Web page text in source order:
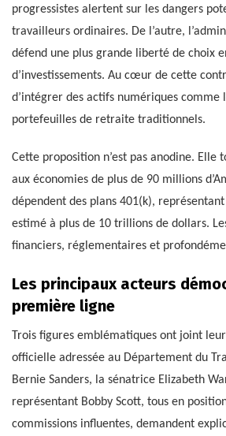
progressistes alertent sur les dangers
travailleurs ordinaires. De l’autre,
défend une plus grande liberté de choix
d’investissements. Au cœur de cette
d’intégrer des actifs numériques comme
portefeuilles de retraite traditionnels.
Cette proposition n’est pas anodine. Elle
aux économies de plus de 90 millions
dépendent des plans 401(k),
estimé à plus de 10 trillions de dollars.
financiers, réglementaires et
Les principaux acteurs
première ligne
Trois figures emblématiques ont joint
officielle adressée au Département du
Bernie Sanders, la sénatrice Elizabeth
représentant Bobby Scott, tous en
commissions influentes, demandent